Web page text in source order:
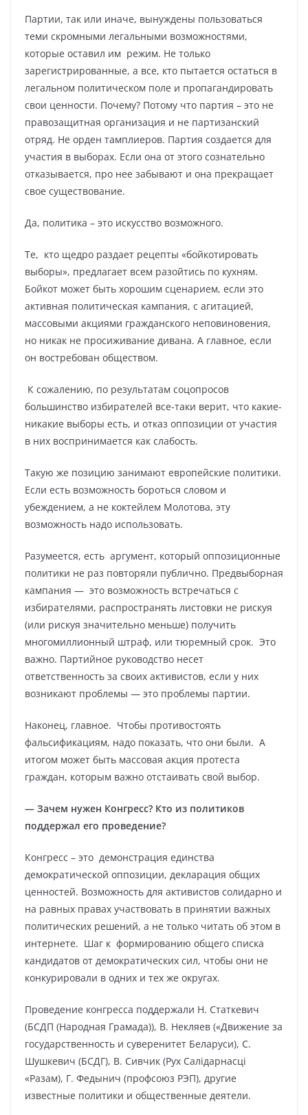
Партии, так или иначе, вынуждены пользоваться
теми скромными легальными возможностями,
которые оставил им режим. Не только
зарегистрированные, а все, кто пытается остаться в
легальном политическом поле и пропагандировать
свои ценности. Почему? Потому что партия – это не
правозащитная организация и не партизанский
отряд. Не орден тамплиеров. Партия создается для
участия в выборах. Если она от этого сознательно
отказывается, про нее забывают и она прекращает
свое существование.
Да, политика – это искусство возможного.
Те, кто щедро раздает рецепты «бойкотировать
выборы», предлагает всем разойтись по кухням.
Бойкот может быть хорошим сценарием, если это
активная политическая кампания, с агитацией,
массовыми акциями гражданского неповиновения,
но никак не просиживание дивана. А главное, если
он востребован обществом.
К сожалению, по результатам соцопросов
большинство избирателей все-таки верит, что какие-
никакие выборы есть, и отказ оппозиции от участия
в них воспринимается как слабость.
Такую же позицию занимают европейские политики.
Если есть возможность бороться словом и
убеждением, а не коктейлем Молотова, эту
возможность надо использовать.
Разумеется, есть аргумент, который оппозиционные
политики не раз повторяли публично. Предвыборная
кампания — это возможность встречаться с
избирателями, распространять листовки не рискуя
(или рискуя значительно меньше) получить
многомиллионный штраф, или тюремный срок. Это
важно. Партийное руководство несет
ответственность за своих активистов, если у них
возникают проблемы — это проблемы партии.
Наконец, главное. Чтобы противостоять
фальсификациям, надо показать, что они были. А
итогом может быть массовая акция протеста
граждан, которым важно отстаивать свой выбор.
— Зачем нужен Конгресс? Кто из политиков
поддержал его проведение?
Конгресс – это демонстрация единства
демократической оппозиции, декларация общих
ценностей. Возможность для активистов солидарно и
на равных правах участвовать в принятии важных
политических решений, а не только читать об этом в
интернете. Шаг к формированию общего списка
кандидатов от демократических сил, чтобы они не
конкурировали в одних и тех же округах.
Проведение конгресса поддержали Н. Статкевич
(БСДП (Народная Грамада)), В. Некляев («Движение за
государственность и суверенитет Беларуси), С.
Шушкевич (БСДГ), В. Сивчик (Рух Салiдарнасцi
«Разам), Г. Федынич (профсоюз РЭП), другие
известные политики и общественные деятели.